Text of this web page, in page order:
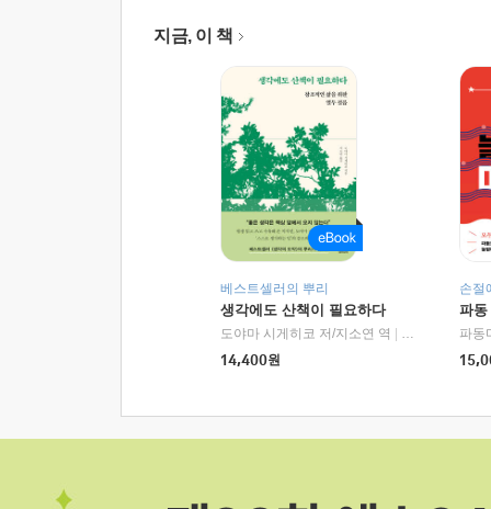
지금, 이 책
베스트셀러의 뿌리
생각에도 산책이 필요하다
도야마 시게히코 저/지소연 역
알에이치코리
14,400원
손절
파동
파동